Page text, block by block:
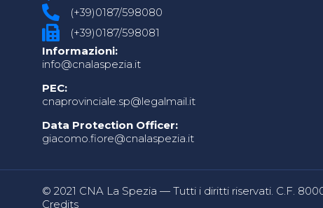
(+39)0187/598080
(+39)0187/598081
Informazioni:
info@cnalaspezia.it
PEC:
cnaprovinciale.sp@legalmail.it
Data Protection Officer:
giacomo.fiore@cnalaspezia.it
© 2021 CNA La Spezia — Tutti i diritti riservati. C.F.
Credits